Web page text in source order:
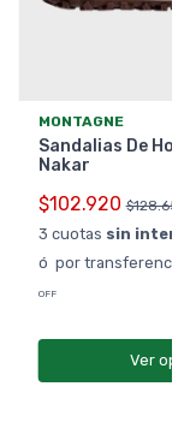
MONTAGNE
Sandalias De
Nakar
$102.920 $128.650
3 cuotas sin
ó por transferencia
OFF
Ver